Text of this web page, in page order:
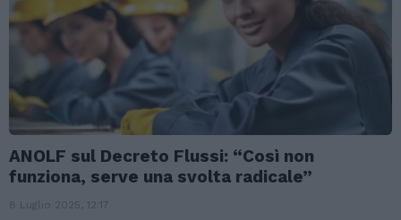
ANOLF sul Decreto Flussi: “Così non
funziona, serve una svolta radicale”
8 Luglio 2025, 12:17